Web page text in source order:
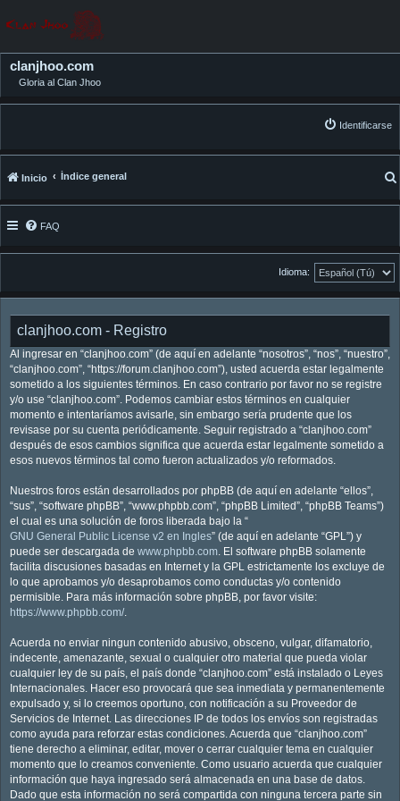
clanjhoo.com
Gloria al Clan Jhoo
Identificarse
Inicio Índice general
FAQ
Idioma:
clanjhoo.com - Registro
Al ingresar en “clanjhoo.com” (de aquí en adelante “nosotros”, “nos”, “nuestro”,
“clanjhoo.com”, “https://forum.clanjhoo.com”), usted acuerda estar legalmente
sometido a los siguientes términos. En caso contrario por favor no se registre
y/o use “clanjhoo.com”. Podemos cambiar estos términos en cualquier
momento e intentaríamos avisarle, sin embargo sería prudente que los
revisase por su cuenta periódicamente. Seguir registrado a “clanjhoo.com”
después de esos cambios significa que acuerda estar legalmente sometido a
esos nuevos términos tal como fueron actualizados y/o reformados.
Nuestros foros están desarrollados por phpBB (de aquí en adelante “ellos”,
“sus”, “software phpBB”, “www.phpbb.com”, “phpBB Limited”, “phpBB Teams”)
el cual es una solución de foros liberada bajo la “
GNU General Public License v2 en Ingles” (de aquí en adelante “GPL”) y
puede ser descargada de www.phpbb.com. El software phpBB solamente
facilita discusiones basadas en Internet y la GPL estrictamente los excluye de
lo que aprobamos y/o desaprobamos como conductas y/o contenido
permisible. Para más información sobre phpBB, por favor visite:
https://www.phpbb.com/.
Acuerda no enviar ningun contenido abusivo, obsceno, vulgar, difamatorio,
indecente, amenazante, sexual o cualquier otro material que pueda violar
cualquier ley de su país, el país donde “clanjhoo.com” está instalado o Leyes
Internacionales. Hacer eso provocará que sea inmediata y permanentemente
expulsado y, si lo creemos oportuno, con notificación a su Proveedor de
Servicios de Internet. Las direcciones IP de todos los envíos son registradas
como ayuda para reforzar estas condiciones. Acuerda que “clanjhoo.com”
tiene derecho a eliminar, editar, mover o cerrar cualquier tema en cualquier
momento que lo creamos conveniente. Como usuario acuerda que cualquier
información que haya ingresado será almacenada en una base de datos.
Dado que esta información no será compartida con ninguna tercera parte sin